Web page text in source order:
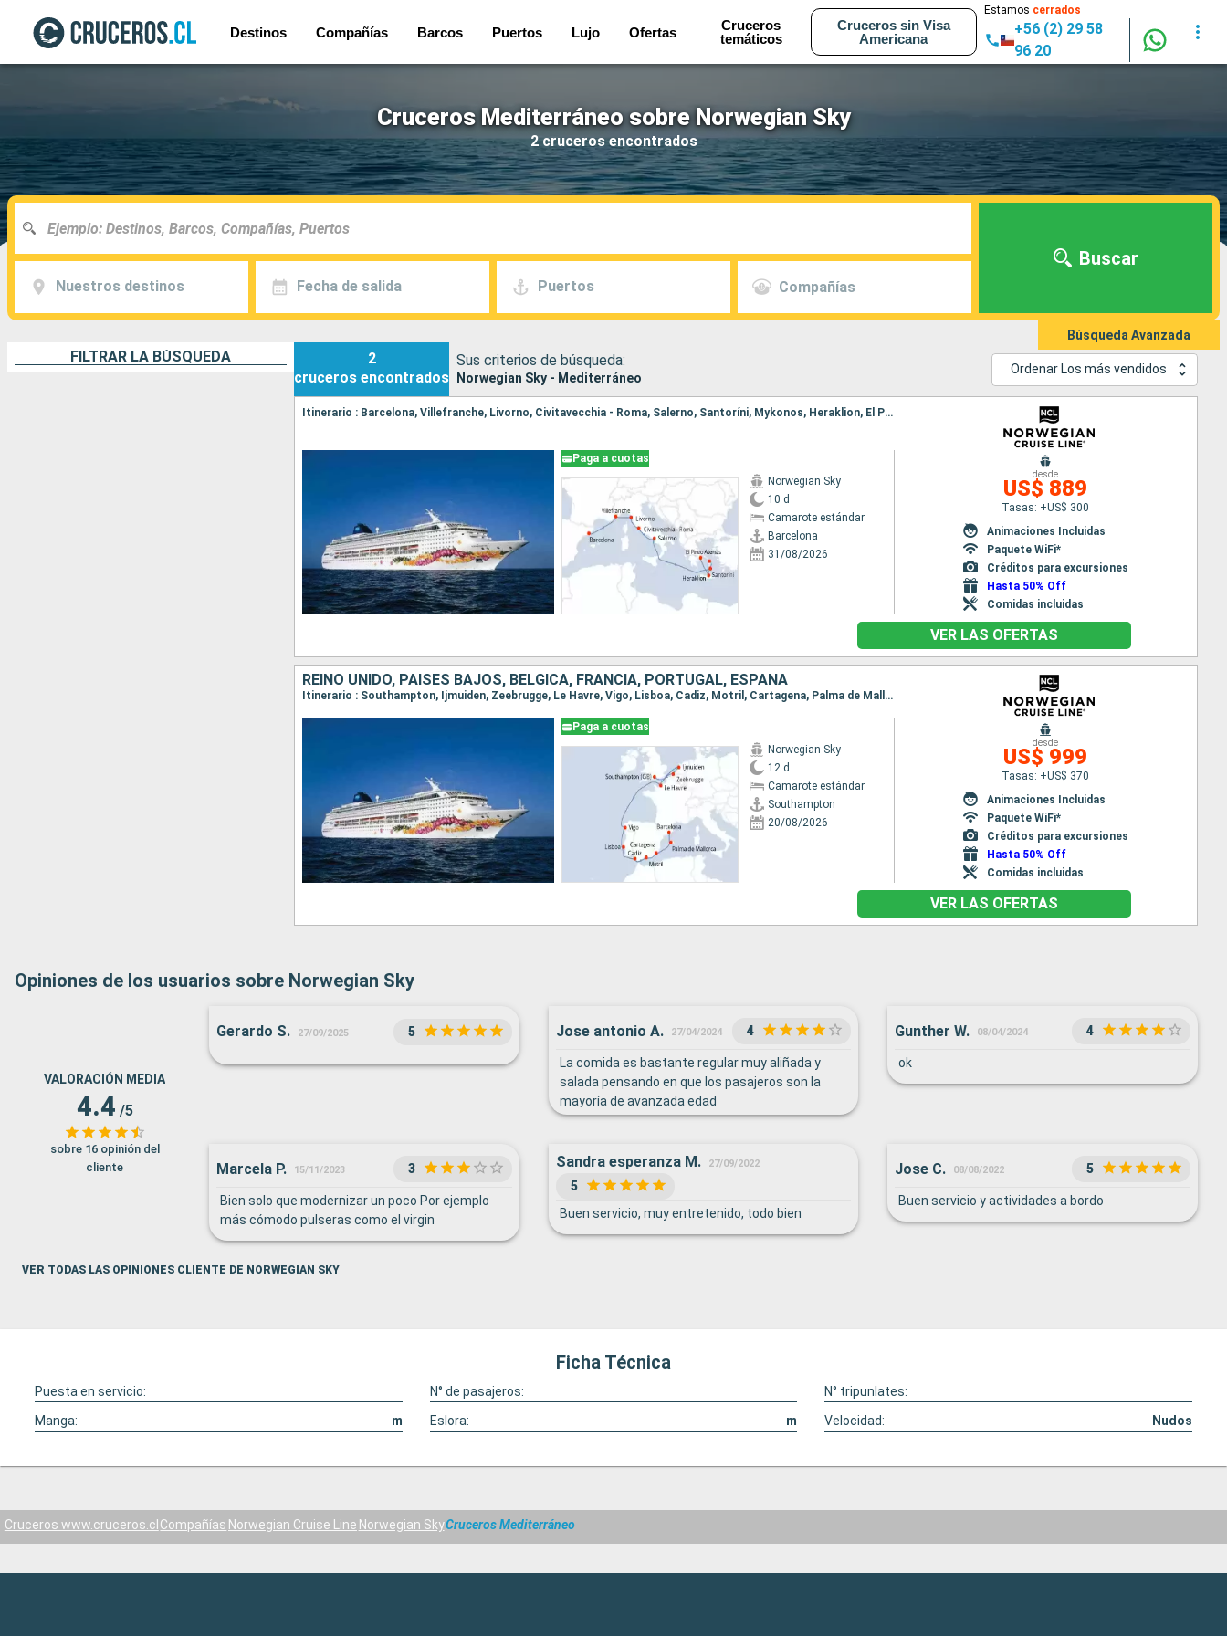
Destinos Compañías Barcos Puertos Lujo Ofertas
Cruceros
temáticos
Cruceros sin Visa
Americana
Estamos cerrados
+56 (2) 29 58
96 20
Cruceros Mediterráneo sobre Norwegian Sky
2 cruceros encontrados
Nuestros destinos Fecha de salida Puertos Compañías
Buscar
Búsqueda Avanzada
FILTRAR LA BÚSQUEDA
2
cruceros encontrados
Sus criterios de búsqueda:
Norwegian Sky - Mediterráneo
Ordenar Los más vendidos
Itinerario : Barcelona, Villefranche, Livorno, Civitavecchia - Roma, Salerno, Santoríni, Mykonos, Heraklion, El Pireo Atenas
Paga a cuotas
Norwegian Sky
10 d
Camarote estándar
Barcelona
31/08/2026
desde
US$ 889
Tasas: +US$ 300
Animaciones Incluidas
Paquete WiFi*
Créditos para excursiones
Hasta 50% Off
Comidas incluidas
VER LAS OFERTAS
REINO UNIDO, PAISES BAJOS, BÉLGICA, FRANCIA, PORTUGAL, ESPAÑA
Itinerario : Southampton, Ijmuiden, Zeebrugge, Le Havre, Vigo, Lisboa, Cadiz, Motril, Cartagena, Palma de Mallorca, Barcelona
Paga a cuotas
Norwegian Sky
12 d
Camarote estándar
Southampton
20/08/2026
desde
US$ 999
Tasas: +US$ 370
Animaciones Incluidas
Paquete WiFi*
Créditos para excursiones
Hasta 50% Off
Comidas incluidas
VER LAS OFERTAS
Opiniones de los usuarios sobre Norwegian Sky
VALORACIÓN MEDIA
4.4 /5
sobre 16 opinión del
cliente
Gerardo S. 27/09/2025 5 Jose antonio A. 27/04/2024 4
La comida es bastante regular muy aliñada y
salada pensando en que los pasajeros son la
mayoría de avanzada edad
Gunther W. 08/04/2024 4
ok
Marcela P. 15/11/2023 3
Bien solo que modernizar un poco Por ejemplo
más cómodo pulseras como el virgin
Sandra esperanza M. 27/09/2022
5
Buen servicio, muy entretenido, todo bien
Jose C. 08/08/2022 5
Buen servicio y actividades a bordo
VER TODAS LAS OPINIONES CLIENTE DE NORWEGIAN SKY
Ficha Técnica
Puesta en servicio: N° de pasajeros:
N° tripunlates:
Manga:
m Eslora: m Velocidad: Nudos
Cruceros www.cruceros.cl Compañías Norwegian Cruise Line Norwegian SkyCruceros Mediterráneo